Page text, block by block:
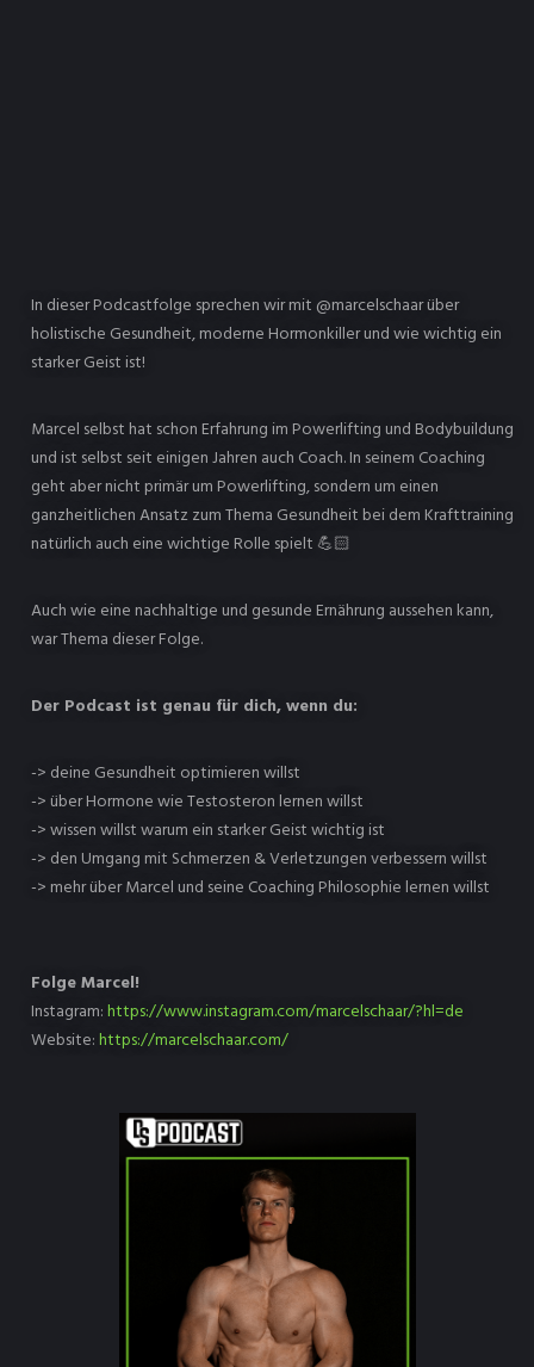
In dieser Podcastfolge sprechen wir mit @marcelschaar über
holistische Gesundheit, moderne Hormonkiller und wie wichtig ein
starker Geist ist!
Marcel selbst hat schon Erfahrung im Powerlifting und Bodybuildung
und ist selbst seit einigen Jahren auch Coach. In seinem Coaching
geht aber nicht primär um Powerlifting, sondern um einen
ganzheitlichen Ansatz zum Thema Gesundheit bei dem Krafttraining
natürlich auch eine wichtige Rolle spielt 💪🏻
Auch wie eine nachhaltige und gesunde Ernährung aussehen kann,
war Thema dieser Folge.
Der Podcast ist genau für dich, wenn du:
-> deine Gesundheit optimieren willst
-> über Hormone wie Testosteron lernen willst
-> wissen willst warum ein starker Geist wichtig ist
-> den Umgang mit Schmerzen & Verletzungen verbessern willst
-> mehr über Marcel und seine Coaching Philosophie lernen willst
Folge Marcel!
Instagram:https://www.instagram.com/marcelschaar/?hl=de
Website:https://marcelschaar.com/